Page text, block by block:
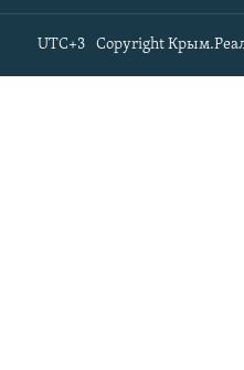
Copyright
UTC+3